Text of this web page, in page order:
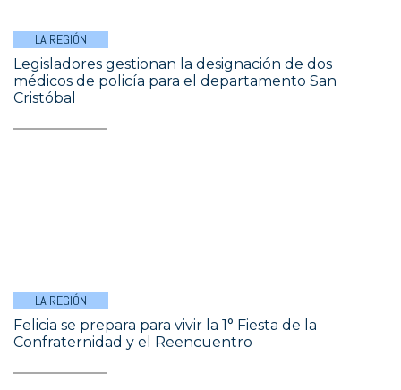
LA REGIÓN
Legisladores gestionan la designación de dos
médicos de policía para el departamento San
Cristóbal
LA REGIÓN
Felicia se prepara para vivir la 1° Fiesta de la
Confraternidad y el Reencuentro